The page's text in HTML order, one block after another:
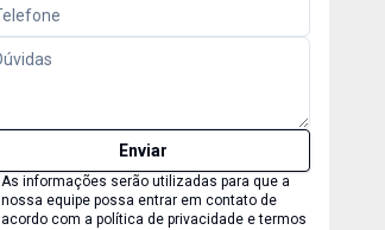
Enviar
As informações serão utilizadas para que a
nossa equipe possa entrar em contato de
acordo com a política de privacidade e termos